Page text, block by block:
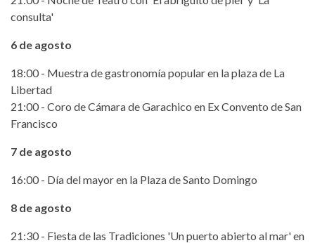
consulta'
6 de agosto
18:00 - Muestra de gastronomía popular en la plaza de La
Libertad
21:00 - Coro de Cámara de Garachico en Ex Convento de San
Francisco
7 de agosto
16:00 - Día del mayor en la Plaza de Santo Domingo
8 de agosto
21:30 - Fiesta de las Tradiciones 'Un puerto abierto al mar' en